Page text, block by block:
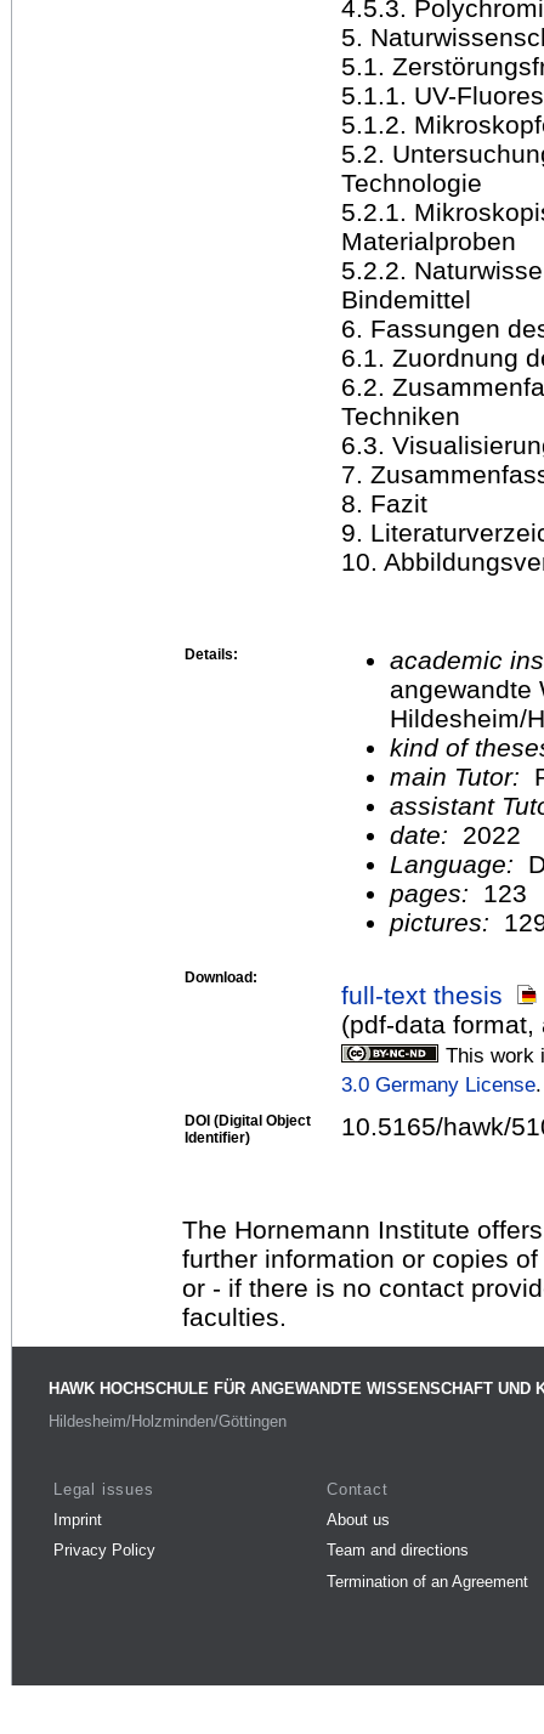
4.5.3.
5.
5.1.
5.1.1. UV-
5.1.2.
5.2.
Technologie
5.2.1.
Materialproben
5.2.2.
Bindemittel
6. Fassungen
6.1. Zuordnung
6.2.
Techniken
6.3.
7.
8. Fazit
9.
10.
Details:
academic
angewandte
Hildesheim/
kind of
main Tutor:
assistant
date:
2022
Language:
pages:
123
pictures:
Download:
full-text thesis
(pdf-data
This work
3.0 Germany License.
DOI (Digital Object
Identifier)
10.5165/hawk/
The Hornemann Institute
further information or copies
or - if there is no contact
faculties.
HAWK HOCHSCHULE FÜR ANGEWANDTE WISSENSCHAFT UND
Hildesheim/Holzminden/Göttingen
Legal issues
Imprint
Privacy Policy
Contact
About us
Team and directions
Termination of an Agreement